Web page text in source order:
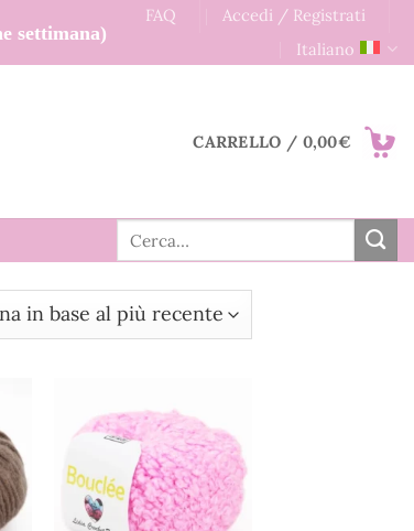
settimana)
FAQ
Accedi / Registrati
Italiano
CARRELLO / 0,00€
Cerca: